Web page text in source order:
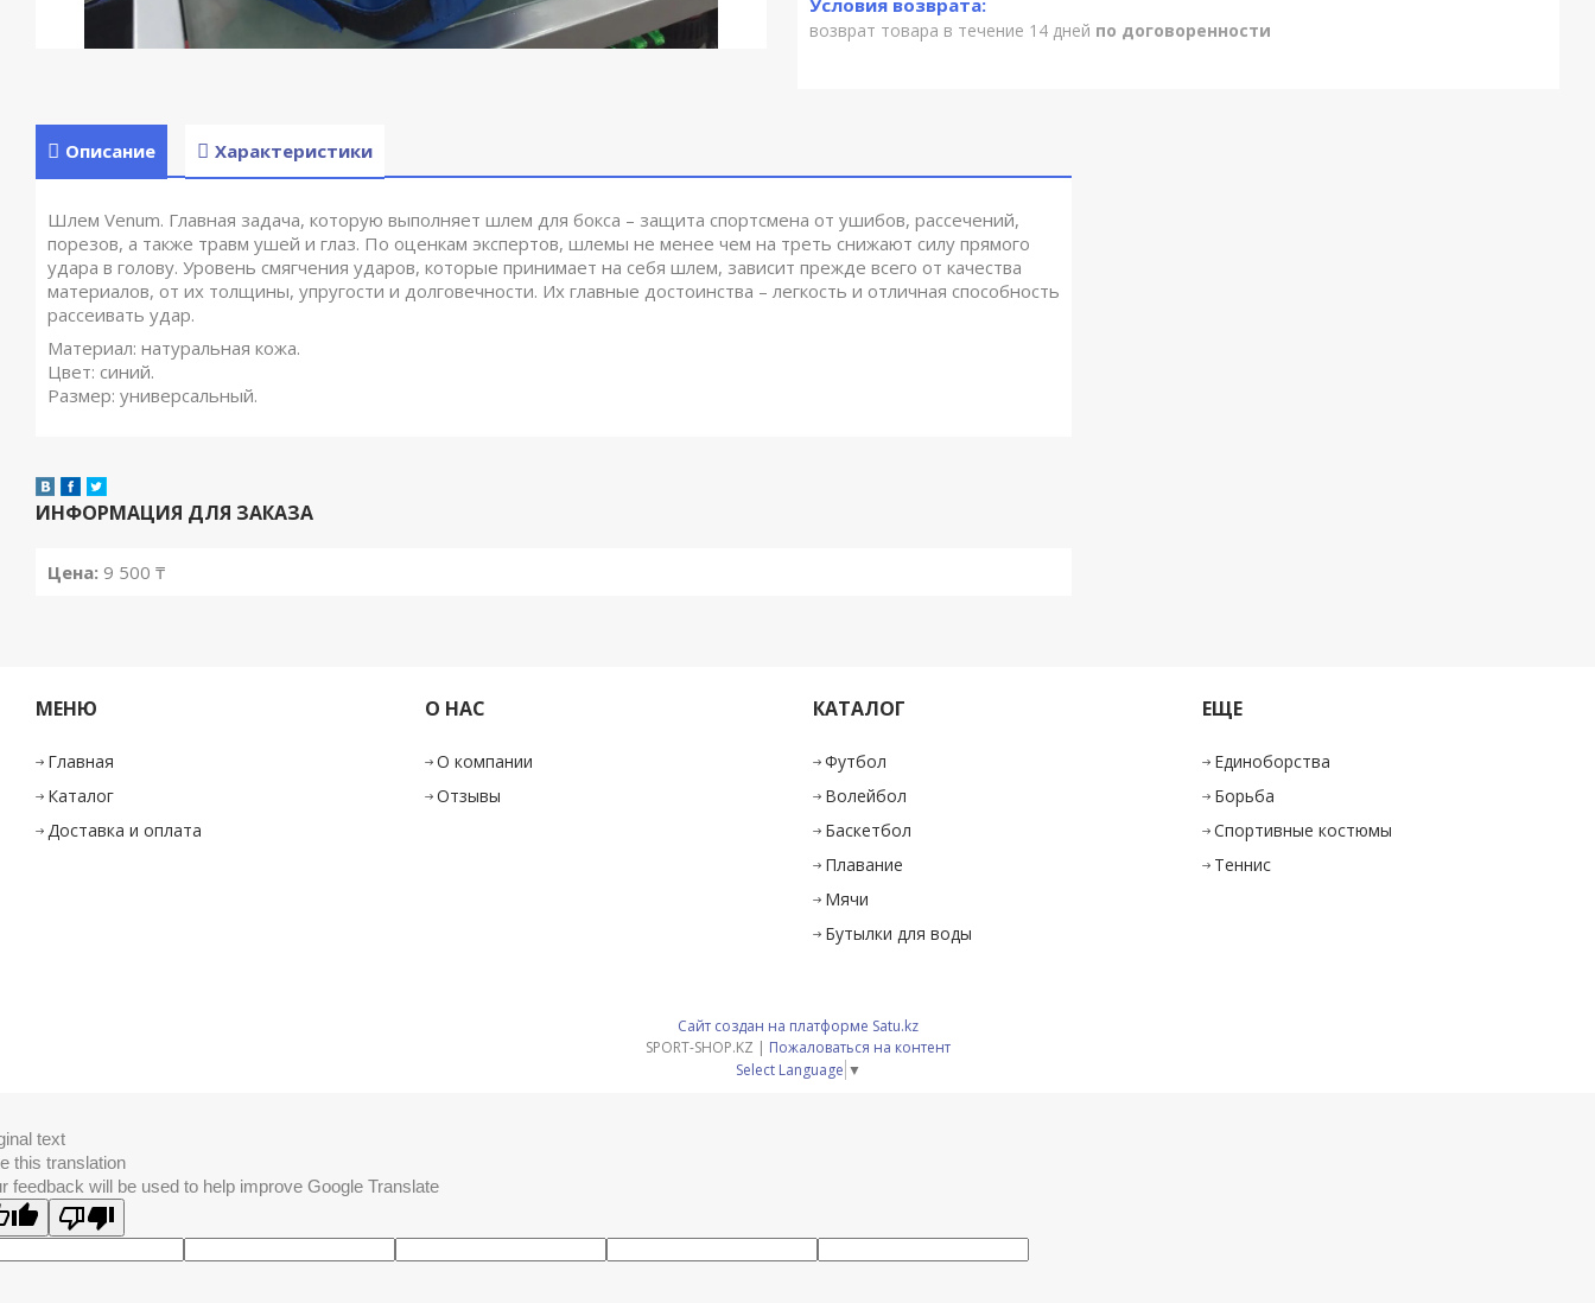
возврат товара в течение 14 дней по договоренности
Описание Характеристики
Шлем Venum. Главная задача, которую выполняет шлем для бокса – защита спортсмена от ушибов, рассечений,
порезов, а также травм ушей и глаз. По оценкам экспертов, шлемы не менее чем на треть снижают силу прямого
удара в голову. Уровень смягчения ударов, которые принимает на себя шлем, зависит прежде всего от качества
материалов, от их толщины, упругости и долговечности. Их главные достоинства – легкость и отличная способность
рассеивать удар.
Материал: натуральная кожа.
Цвет: синий.
Размер: универсальный.
ИНФОРМАЦИЯ ДЛЯ ЗАКАЗА
Цена: 9 500 ₸
МЕНЮ
Главная
Каталог
Доставка и оплата
О НАС
О компании
Отзывы
КАТАЛОГ
Футбол
Волейбол
Баскетбол
Плавание
Мячи
Бутылки для воды
ЕЩЕ
Единоборства
Борьба
Спортивные костюмы
Теннис
Сайт создан на платформе Satu.kz
SPORT-SHOP.KZ | Пожаловаться на контент
Select Language ▼
text
this translation
feedback will be used to help improve Google Translate